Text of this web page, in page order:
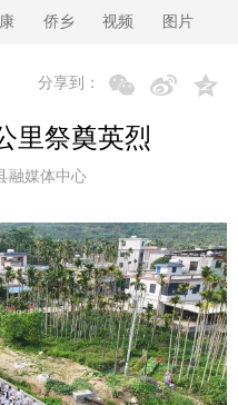
侨乡 视频 图片
分享到：
里祭奠英烈
融媒体中心